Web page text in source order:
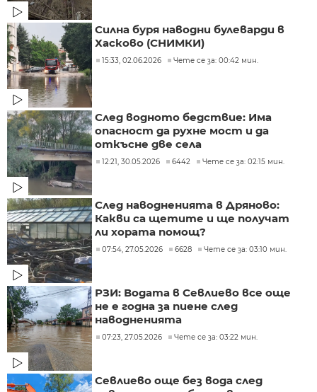
Силна буря наводни булеварди в
Хасково (СНИМКИ)
15:33, 02.06.2026 Чете се за: 00:42 мин.
След водното бедствие: Има
опасност да рухне мост и да
откъсне две села
12:21, 30.05.2026 6442 Чете се за: 02:15 мин.
След наводненията в Дряново:
Какви са щетите и ще получат
ли хората помощ?
07:54, 27.05.2026 6628 Чете се за: 03:10 мин.
РЗИ: Водата в Севлиево все още
не е годна за пиене след
наводненията
07:23, 27.05.2026 Чете се за: 03:22 мин.
Севлиево още без вода след